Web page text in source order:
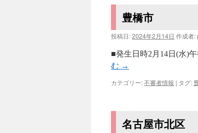
豊橋市
投稿日:2024年2月14日 作成者:
■発生日時2月14日(水)
む →
カテゴリー:不審者情報 | タグ:
名古屋市北区